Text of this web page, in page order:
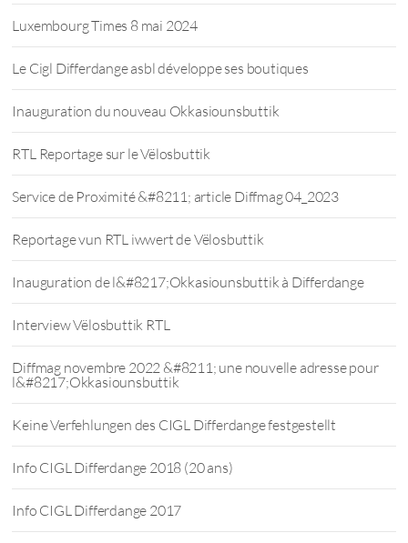
Luxembourg Times 8 mai 2024
Le Cigl Differdange asbl développe ses boutiques
Inauguration du nouveau Okkasiounsbuttik
RTL Reportage sur le Vëlosbuttik
Service de Proximité &#8211; article Diffmag 04_2023
Reportage vun RTL iwwert de Vëlosbuttik
Inauguration de l&#8217;Okkasiounsbuttik à Differdange
Interview Vëlosbuttik RTL
Diffmag novembre 2022 &#8211; une nouvelle adresse pour
l&#8217;Okkasiounsbuttik
Keine Verfehlungen des CIGL Differdange festgestellt
Info CIGL Differdange 2018 (20 ans)
Info CIGL Differdange 2017